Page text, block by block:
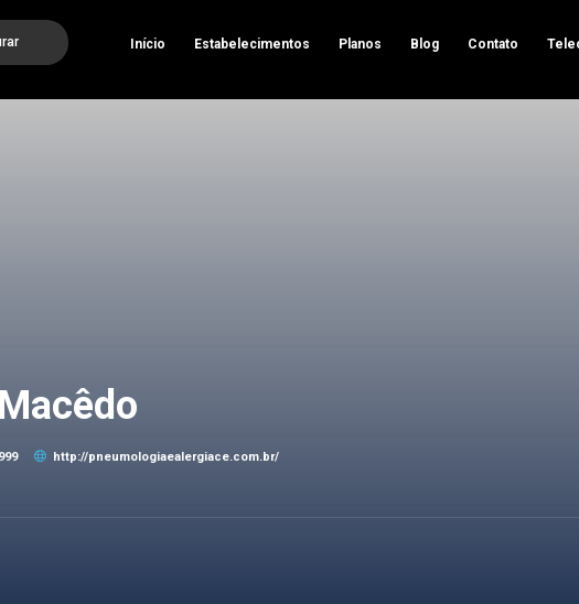
Início Estabelecimentos Planos Blog Contato
http://pneumologiaealergiace.com.br/